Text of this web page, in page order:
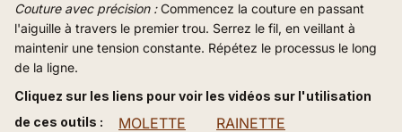
Couture avec précision :Commencez la couture en passant
l'aiguille à travers le premier trou. Serrez le fil, en veillant à
maintenir une tension constante. Répétez le processus le long
de la ligne.
Cliquez sur les liens pour voir les vidéos sur l'utilisation
de ces outils :
MOLETTE
RAINETTE